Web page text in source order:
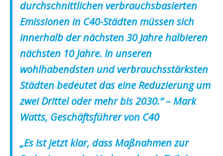
durchschnittlichen verbrauchsbasierten
Emissionen in C40-Städten müssen sich
innerhalb der nächsten 30 Jahre halbieren
nächsten 10 Jahre. In unseren
wohlhabendsten und verbrauchsstärksten
Städten bedeutet das eine Reduzierung um
zwei Drittel oder mehr bis 2030.“ – Mark
Watts, Geschäftsführer von C40
„Es ist jetzt klar, dass Maßnahmen zur